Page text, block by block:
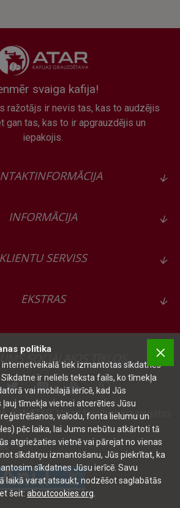
svaiga kafija!
ražotājs ir nevis tas, kas to audzējis
gan tas, kas to ir apgrauzdējis un
iepakojis.
INFORMĀCIJA
KLIENTU SERVISS
EKSTRAS
SOCIĀLAJOS TĪKLOS
SIA ATAR, Visas tiesības aizsargātas
politika
internetveikalā tiek izmantotas sīkdatnes
ir neliels teksta fails, ko tīmekļa
vai mobilajā ierīcē, kad Jūs
ļauj tīmekļa vietnei atcerēties Jūsu
valodu, fonta lielumu un
pēc laika, lai Jums nebūtu atkārtoti tā
atgriežaties vietnē vai pārejat no vienas
sīkdatņu izmantošanu, Jūs piekrītat, ka
sīkdatnes Jūsu ierīcē. Savu
laikā varat atsaukt, nodzēšot saglabātās
šeit: aboutcookies.org